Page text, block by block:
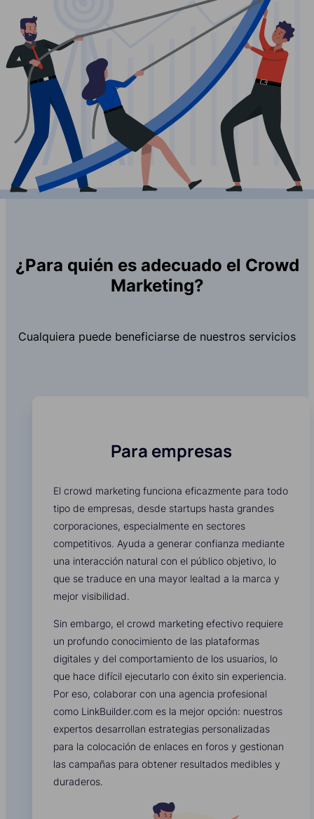
¿Para quién es adecuado el Crowd
Marketing?
Cualquiera puede beneficiarse de nuestros servicios
Para empresas
El crowd marketing funciona eficazmente para todo
tipo de empresas, desde startups hasta grandes
corporaciones, especialmente en sectores
competitivos. Ayuda a generar confianza mediante
una interacción natural con el público objetivo, lo
que se traduce en una mayor lealtad a la marca y
mejor visibilidad.
Sin embargo, el crowd marketing efectivo requiere
un profundo conocimiento de las plataformas
digitales y del comportamiento de los usuarios, lo
que hace difícil ejecutarlo con éxito sin experiencia.
Por eso, colaborar con una agencia profesional
como LinkBuilder.com es la mejor opción: nuestros
expertos desarrollan estrategias personalizadas
para la colocación de enlaces en foros y gestionan
las campañas para obtener resultados medibles y
duraderos.